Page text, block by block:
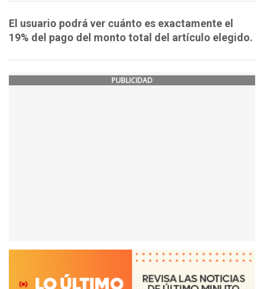
El usuario podrá ver cuánto es exactamente el
19% del pago del monto total del artículo elegido.
PUBLICIDAD